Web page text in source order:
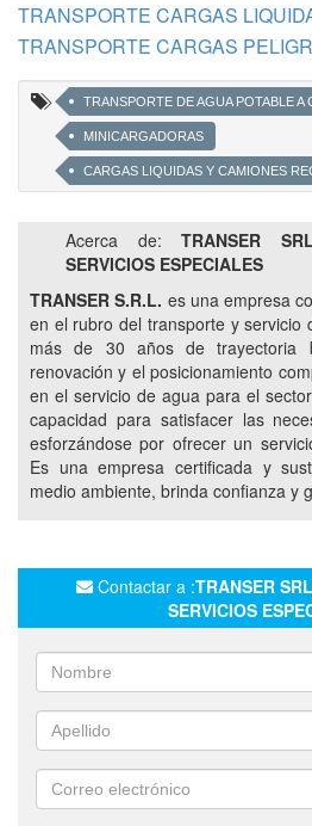
TRANSPORTE CARGAS
TRANSPORTE CARGAS
TRANSPORTE DE AGUA POTABLE A
MINICARGADORAS
CARGAS LIQUIDAS Y CAMIONES
COMPACTACION PARA PLATEAS
ALQUILER DE CISTERNAS PARA
ALQUILER DE DEPÓSITOS DE
EL ALMACENAMIENTO
TEMPORAL DE AGUA
TRASLADO DE CISTERNAS PARA
INSTALACIÓN DE CISTERNAS PARA
MANTENIMIENTO DE CISTERNAS
ALQUILER DE CISTERNAS PARA
PROYECCIÓN DE ARENA
ELIMINAR RESIDUOS
BICOMPONENTE DE ALTA
BICOMPONENTE DE ALTA
ARENADO PINTURA EPOXI
SERVICIO DE TRANSPORTE DE
CARGAS DE ALTO VOLUMEN
Acerca de: TRANSER
SERVICIOS ESPECIALES
TRANSER S.R.L. es una empresa
en el rubro del transporte y servicio
más de 30 años de trayectoria
renovación y el posicionamiento
en el servicio de agua para el
capacidad para satisfacer las
esforzándose por ofrecer un
Es una empresa certificada y
medio ambiente, brinda confianza y
Contactar a :TRANSER
SERVICIOS